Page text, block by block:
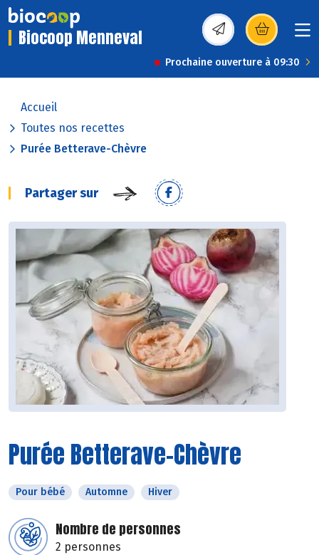
Biocoop Menneval (s’ouvre dans une
Prochaine ouverture à 09:30
Accueil
Toutes nos recettes
Purée Betterave-Chèvre
Partager sur
Purée Betterave-Chèvre
Pour bébé Automne Hiver
Nombre de personnes
2 personnes